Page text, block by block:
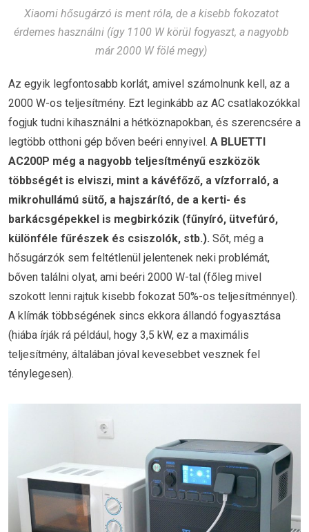
Xiaomi hősugárzó is ment róla, de a kisebb fokozatot
érdemes használni (így 1100 W körül fogyaszt, a nagyobb
már 2000 W fölé megy)
Az egyik legfontosabb korlát, amivel számolnunk kell, az a
2000 W-os teljesítmény. Ezt leginkább az AC csatlakozókkal
fogjuk tudni kihasználni a hétköznapokban, és szerencsére a
legtöbb otthoni gép bőven beéri ennyivel. A BLUETTI
AC200P még a nagyobb teljesítményű eszközök
többségét is elviszi, mint a kávéfőző, a vízforraló, a
mikrohullámú sütő, a hajszárító, de a kerti- és
barkácsgépekkel is megbirkózik (fűnyíró, ütvefúró,
különféle fűrészek és csiszolók, stb.). Sőt, még a
hősugárzók sem feltétlenül jelentenek neki problémát,
bőven találni olyat, ami beéri 2000 W-tal (főleg mivel
szokott lenni rajtuk kisebb fokozat 50%-os teljesítménnyel).
A klímák többségének sincs ekkora állandó fogyasztása
(hiába írják rá például, hogy 3,5 kW, ez a maximális
teljesítmény, általában jóval kevesebbet vesznek fel
ténylegesen).